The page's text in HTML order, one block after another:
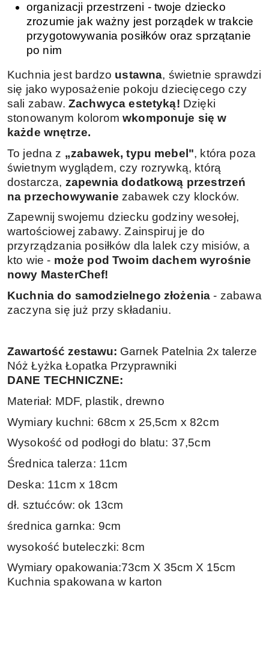
organizacji przestrzeni - twoje dziecko
zrozumie jak ważny jest porządek w trakcie
przygotowywania posiłków oraz sprzątanie
po nim
Kuchnia jest bardzo ustawna, świetnie sprawdzi
się jako wyposażenie pokoju dziecięcego czy
sali zabaw. Zachwyca estetyką! Dzięki
stonowanym koloromwkomponuje się w
każde wnętrze.
To jedna z „zabawek, typu mebel", która poza
świetnym wyglądem, czy rozrywką, którą
dostarcza, zapewnia dodatkową przestrzeń
na przechowywanie zabawek czy klocków.
Zapewnij swojemu dziecku godziny wesołej,
wartościowej zabawy. Zainspiruj je do
przyrządzania posiłków dla lalek czy misiów, a
kto wie - może pod Twoim dachem wyrośnie
nowy MasterChef!
Kuchnia do samodzielnego złożenia - zabawa
zaczyna się już przy składaniu.
Zawartość zestawu: Garnek Patelnia 2x talerze
Nóż Łyżka Łopatka Przyprawniki
DANE TECHNICZNE:
Materiał: MDF, plastik, drewno
Wymiary kuchni: 68cm x 25,5cm x 82cm
Wysokość od podłogi do blatu: 37,5cm
Średnica talerza: 11cm
Deska: 11cm x 18cm
dł. sztućców: ok 13cm
średnica garnka: 9cm
wysokość buteleczki: 8cm
Wymiary opakowania:73cm X 35cm X 15cm
Kuchnia spakowana w karton